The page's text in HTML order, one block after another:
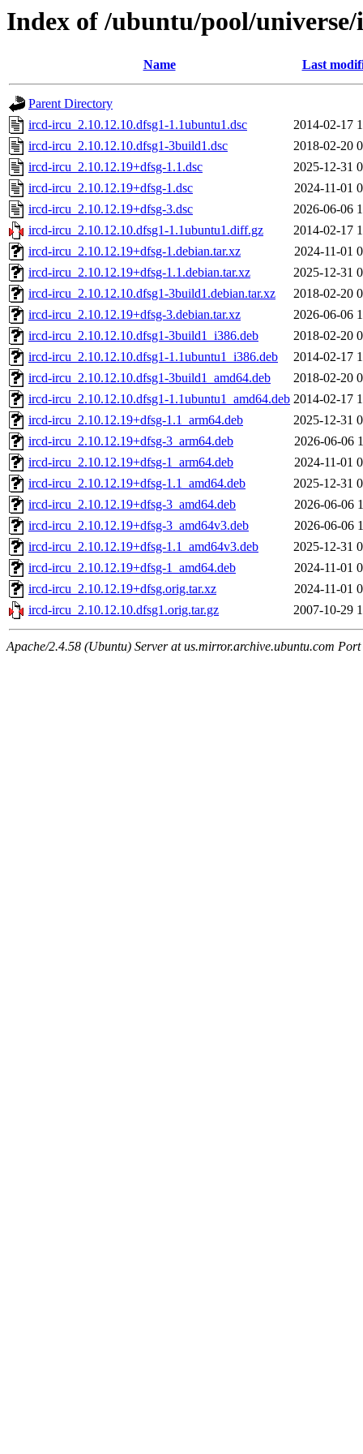
Index of /ubuntu/pool/
Name Last
Parent Directory
ircd-ircu_2.10.12.10.dfsg1-1.1ubuntu1.dsc
2014-02-17
ircd-ircu_2.10.12.10.dfsg1-3build1.dsc
2018-02-20
ircd-ircu_2.10.12.19+dfsg-1.1.dsc
2025-12-31
ircd-ircu_2.10.12.19+dfsg-1.dsc
2024-11-01
ircd-ircu_2.10.12.19+dfsg-3.dsc
2026-06-06
ircd-ircu_2.10.12.10.dfsg1-1.1ubuntu1.diff.gz
2014-02-17
ircd-ircu_2.10.12.19+dfsg-1.debian.tar.xz
2024-11-01
ircd-ircu_2.10.12.19+dfsg-1.1.debian.tar.xz
2025-12-31
ircd-ircu_2.10.12.10.dfsg1-3build1.debian.tar.xz
2018-02-20
ircd-ircu_2.10.12.19+dfsg-3.debian.tar.xz
2026-06-06
ircd-ircu_2.10.12.10.dfsg1-3build1_i386.deb
2018-02-20
ircd-ircu_2.10.12.10.dfsg1-1.1ubuntu1_i386.deb
2014-02-17
ircd-ircu_2.10.12.10.dfsg1-3build1_amd64.deb
2018-02-20
ircd-ircu_2.10.12.10.dfsg1-1.1ubuntu1_amd64.deb 2014-02-17
ircd-ircu_2.10.12.19+dfsg-1.1_arm64.deb
2025-12-31
ircd-ircu_2.10.12.19+dfsg-3_arm64.deb
2026-06-06
ircd-ircu_2.10.12.19+dfsg-1_arm64.deb
2024-11-01
ircd-ircu_2.10.12.19+dfsg-1.1_amd64.deb
2025-12-31
ircd-ircu_2.10.12.19+dfsg-3_amd64.deb
2026-06-06
ircd-ircu_2.10.12.19+dfsg-3_amd64v3.deb
2026-06-06
ircd-ircu_2.10.12.19+dfsg-1.1_amd64v3.deb
2025-12-31
ircd-ircu_2.10.12.19+dfsg-1_amd64.deb
2024-11-01
ircd-ircu_2.10.12.19+dfsg.orig.tar.xz
2024-11-01
ircd-ircu_2.10.12.10.dfsg1.orig.tar.gz
2007-10-29
Apache/2.4.58 (Ubuntu) Server at us.mirror.archive.ubuntu.com Port